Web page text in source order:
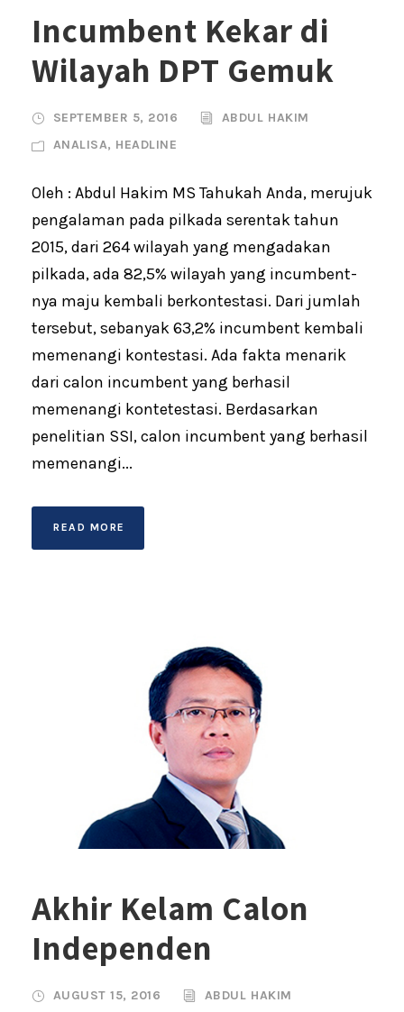
Incumbent Kekar di
Wilayah DPT Gemuk
SEPTEMBER 5, 2016
ABDUL HAKIM
ANALISA, HEADLINE
Oleh : Abdul Hakim MS Tahukah Anda, merujuk
pengalaman pada pilkada serentak tahun
2015, dari 264 wilayah yang mengadakan
pilkada, ada 82,5% wilayah yang incumbent-
nya maju kembali berkontestasi. Dari jumlah
tersebut, sebanyak 63,2% incumbent kembali
memenangi kontestasi. Ada fakta menarik
dari calon incumbent yang berhasil
memenangi kontetestasi. Berdasarkan
penelitian SSI, calon incumbent yang berhasil
memenangi...
READ MORE
Akhir Kelam Calon
Independen
AUGUST 15, 2016
ABDUL HAKIM